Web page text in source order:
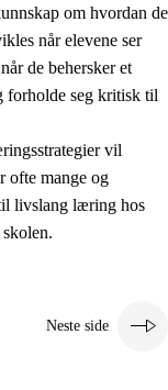
om hvordan de
når elevene ser
de behersker et
forholde seg kritisk til
vil
ofte mange og
livslang læring hos
Neste side